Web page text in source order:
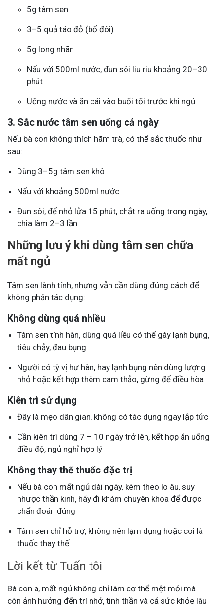
5g tâm sen
3–5 quả táo đỏ (bổ đôi)
5g long nhãn
Nấu với 500ml nước, đun sôi liu riu khoảng 20–30
phút
Uống nước và ăn cái vào buổi tối trước khi ngủ
3. Sắc nước tâm sen uống cả ngày
Nếu bà con không thích hãm trà, có thể sắc thuốc như
sau:
Dùng 3–5g tâm sen khô
Nấu với khoảng 500ml nước
Đun sôi, để nhỏ lửa 15 phút, chắt ra uống trong ngày,
chia làm 2–3 lần
Những lưu ý khi dùng tâm sen chữa
mất ngủ
Tâm sen lành tính, nhưng vẫn cần dùng đúng cách để
không phản tác dụng:
Không dùng quá nhiều
Tâm sen tính hàn, dùng quá liều có thể gây lạnh bụng,
tiêu chảy, đau bụng
Người có tỳ vị hư hàn, hay lạnh bụng nên dùng lượng
nhỏ hoặc kết hợp thêm cam thảo, gừng để điều hòa
Kiên trì sử dụng
Đây là mẹo dân gian, không có tác dụng ngay lập tức
Cần kiên trì dùng 7 – 10 ngày trở lên, kết hợp ăn uống
điều độ, ngủ nghỉ hợp lý
Không thay thế thuốc đặc trị
Nếu bà con mất ngủ dài ngày, kèm theo lo âu, suy
nhược thần kinh, hãy đi khám chuyên khoa để được
chẩn đoán đúng
Tâm sen chỉ hỗ trợ, không nên lạm dụng hoặc coi là
thuốc thay thế
Lời kết từ Tuấn tôi
Bà con ạ, mất ngủ không chỉ làm cơ thể mệt mỏi mà
còn ảnh hưởng đến trí nhớ, tinh thần và cả sức khỏe lâu